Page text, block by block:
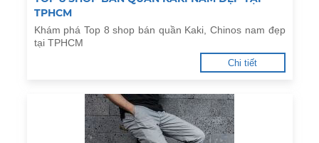
TPHCM
Khám phá Top 8 shop bán quần Kaki, Chinos nam đẹp
tại TPHCM
Chi tiết